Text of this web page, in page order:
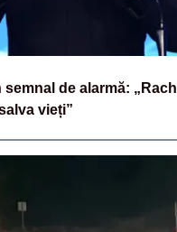
de alarmă:
vieți”